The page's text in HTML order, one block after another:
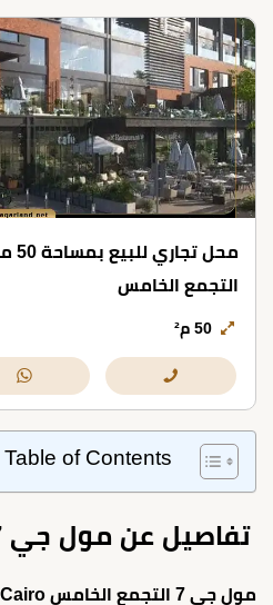
التجمع الخامس
50 م²
Table of Contents
تفاصيل عن مول جي 7 التجمع الخامس
مول جي 7 التجمع الخامس G7 Mall New Cairo